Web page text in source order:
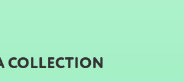
COLLECTION